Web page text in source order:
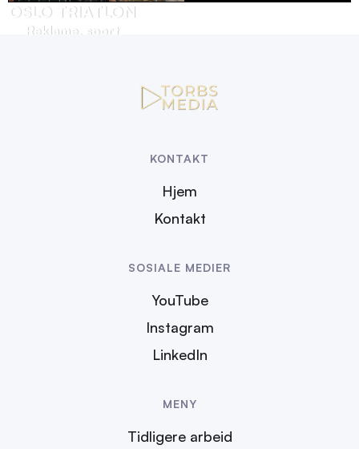
OSLO TRIATLON
Reklame, sport
KONTAKT
Hjem
Kontakt
SOSIALE MEDIER
YouTube
Instagram
LinkedIn
MENY
Tidligere arbeid